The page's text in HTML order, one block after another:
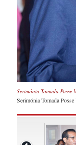
Serimónia Tomada
Serimónia Tomada